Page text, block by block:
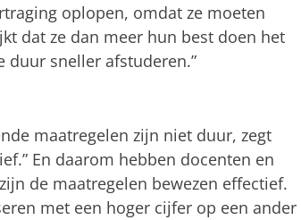
oplopen, omdat ze moeten
dat ze dan meer hun best doen het
duur sneller afstuderen.”
maatregelen zijn niet duur, zegt
En daarom hebben docenten en
de maatregelen bewezen effectief.
met een hoger cijfer op een ander